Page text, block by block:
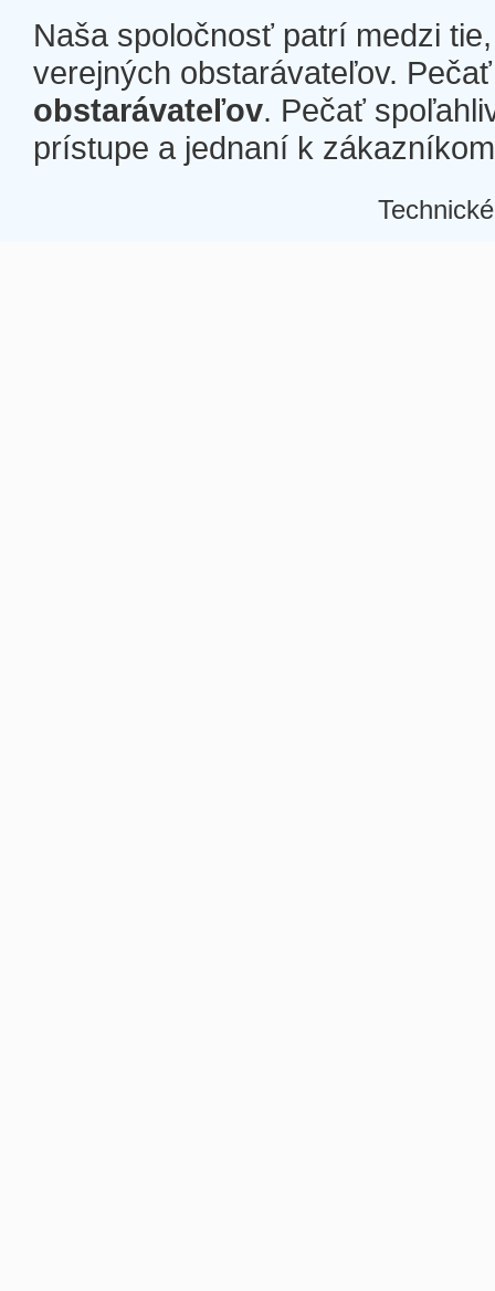
Naša spoločnosť patrí medzi
verejných obstarávateľov.
obstarávateľov. Pečať
prístupe a jednaní k